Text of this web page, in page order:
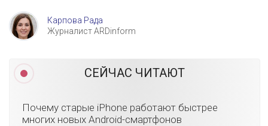
Карпова Рада
Журналист ARDinform
СЕЙЧАС ЧИТАЮТ
Почему старые iPhone работают быстрее
многих новых Android-смартфонов